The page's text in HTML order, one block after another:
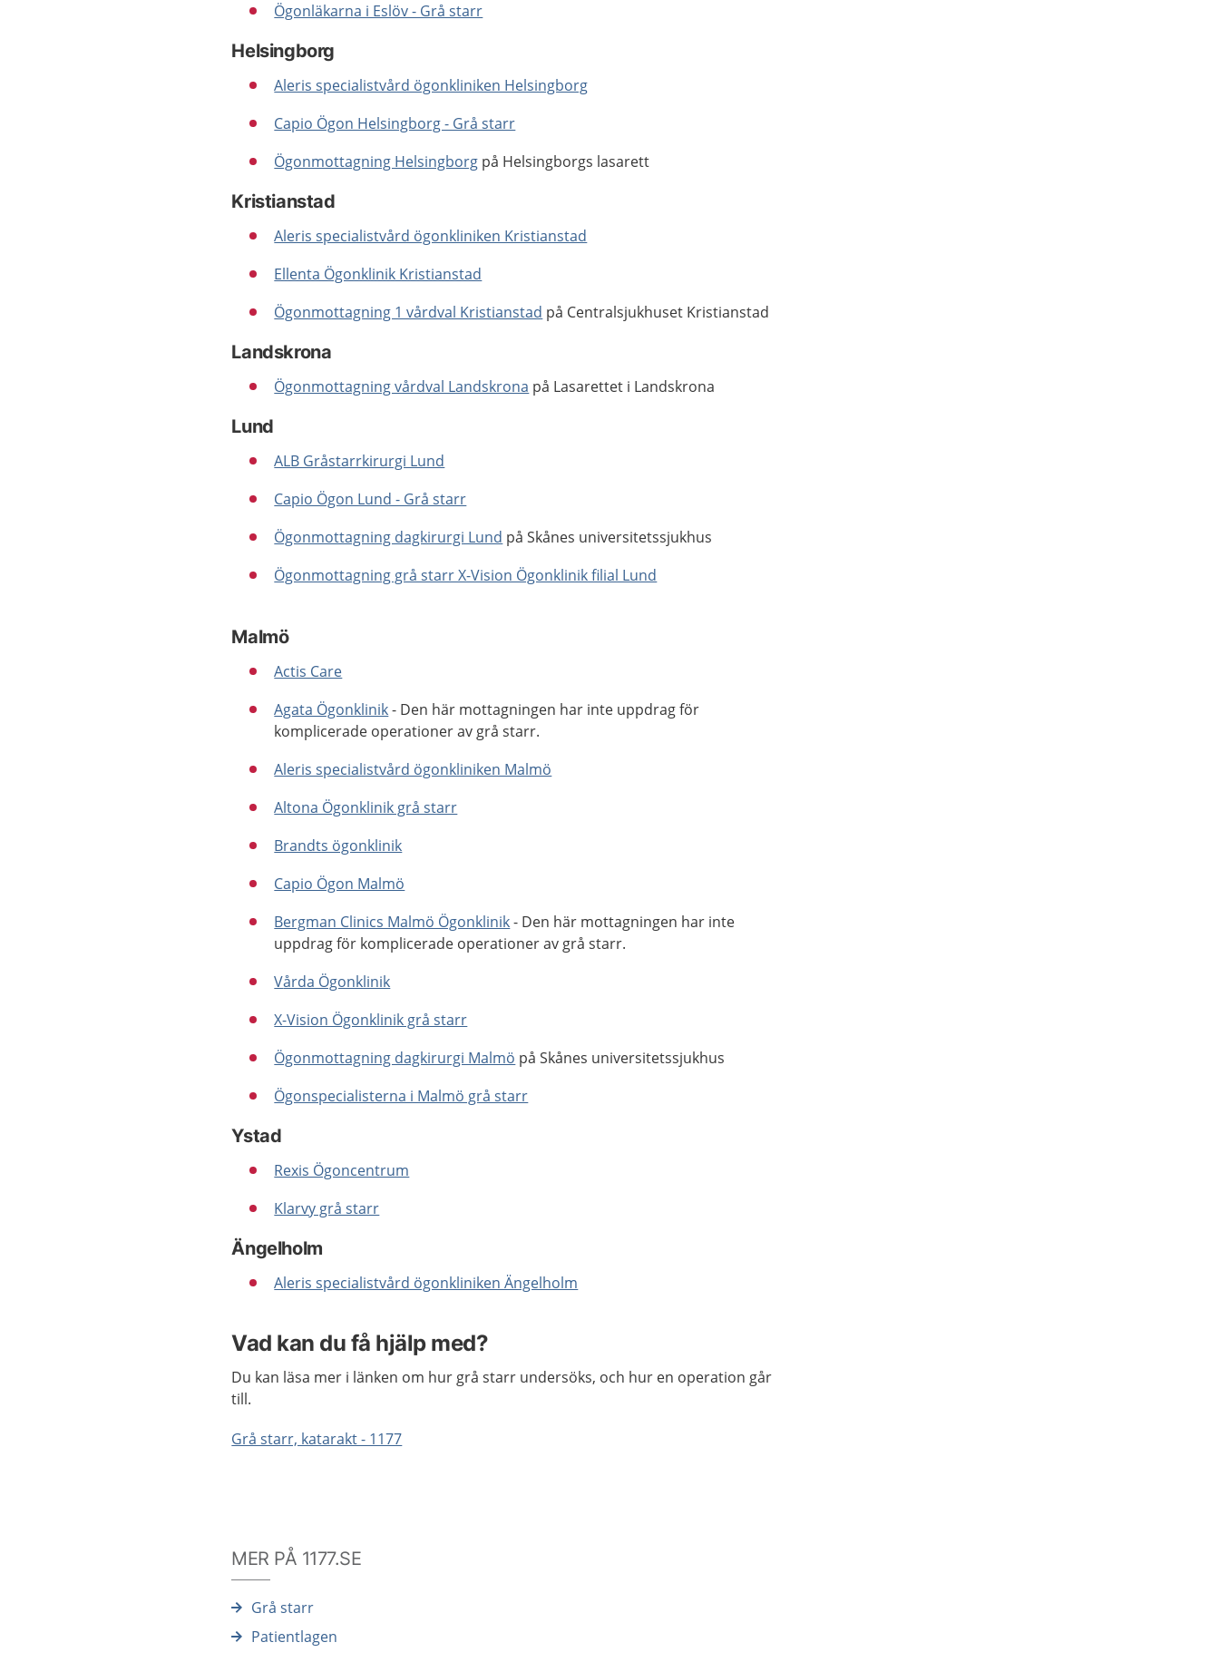
Ögonläkarna i Eslöv - Grå starr
Helsingborg
Aleris specialistvård ögonkliniken Helsingborg
Capio Ögon Helsingborg - Grå starr
Ögonmottagning Helsingborg på Helsingborgs lasarett
Kristianstad
Aleris specialistvård ögonkliniken Kristianstad
Ellenta Ögonklinik Kristianstad
Ögonmottagning 1 vårdval Kristianstad på Centralsjukhuset Kristianstad
Landskrona
Ögonmottagning vårdval Landskrona på Lasarettet i Landskrona
Lund
ALB Gråstarrkirurgi Lund
Capio Ögon Lund - Grå starr
Ögonmottagning dagkirurgi Lund på Skånes universitetssjukhus
Ögonmottagning grå starr X-Vision Ögonklinik filial Lund
Malmö
Actis Care
Agata Ögonklinik- Den här mottagningen har inte uppdrag för
komplicerade operationer av grå starr.
Aleris specialistvård ögonkliniken Malmö
Altona Ögonklinik grå starr
Brandts ögonklinik
Capio Ögon Malmö
Bergman Clinics Malmö Ögonklinik- Den här mottagningen har inte
uppdrag för komplicerade operationer av grå starr.
Vårda Ögonklinik
X-Vision Ögonklinik grå starr
Ögonmottagning dagkirurgi Malmö på Skånes universitetssjukhus
Ögonspecialisterna i Malmö grå starr
Ystad
Rexis Ögoncentrum
Klarvy grå starr
Ängelholm
Aleris specialistvård ögonkliniken Ängelholm
Vad kan du få hjälp med?
Du kan läsa mer i länken om hur grå starr undersöks, och hur en operation går
till.
Grå starr, katarakt - 1177
MER PÅ 1177.SE
Grå starr
Patientlagen